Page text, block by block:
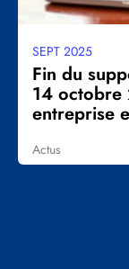
Date
mise
à
jour
SEPT 2025
Fin du
14
entreprise
Tags
Actus